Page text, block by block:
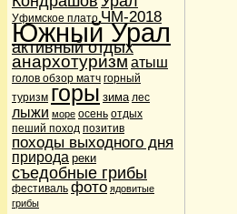
Мы(16047)
Наши питомцы(3)
Кошки(2)
Собаки(1)
Новости(21)
Поговорим о сайте(4)
Происшествия(5)
Терки (1)
Шутки и юмор(2)
Пешеходы (10)
Привал(5)
Фото- и видеосъемка(1)
Природа(112)
Водопады
Уфимское плато ЧМ-2018
Южный Урал
активный отдых
анархотуризм атыш
голов обзор матч горный
туризм горы зима лес
лыжи море осень отдых
пеший поход позитив
походы выходного дня
природа реки
съедобные грибы
фестиваль фото ядовитые
грибы